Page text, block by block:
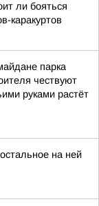
ли бояться
каракуртов
парка
чествуют
руками растёт
на ней